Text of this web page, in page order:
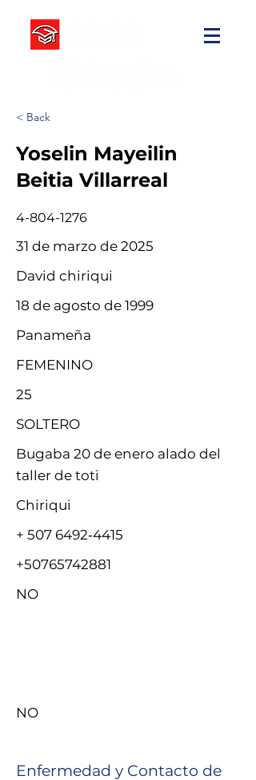
< Back
Yoselin Mayeilin
Beitia Villarreal
4-804-1276
31 de marzo de 2025
David chiriqui
18 de agosto de 1999
Panameña
FEMENINO
25
SOLTERO
Bugaba 20 de enero alado del
taller de toti
Chiriqui
‪+ 507 6492‑4415‬
+50765742881
NO
NO
Enfermedad y Contacto de